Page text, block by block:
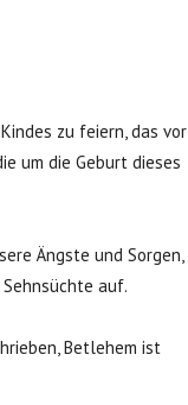
zu feiern, das vor
um die Geburt dieses
Ängste und Sorgen,
auf.
Betlehem ist